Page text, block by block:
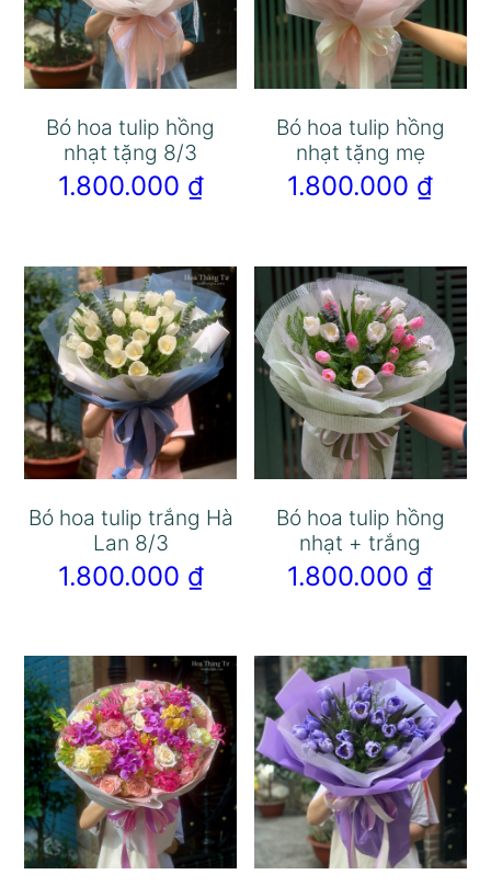
Bó hoa tulip hồng
nhạt tặng 8/3
1.800.000 ₫
Bó hoa tulip hồng
nhạt tặng mẹ
1.800.000 ₫
Bó hoa tulip trắng Hà
Lan 8/3
1.800.000 ₫
Bó hoa tulip hồng
nhạt + trắng
1.800.000 ₫